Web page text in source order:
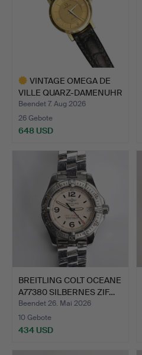
VINTAGE OMEGA DE
VILLE QUARZ-DAMENUHR
IN 1…
Beendet 7. Aug 2026
26 Gebote
648 USD
BREITLING COLT OCEANE
A77380 SILBERNES ZIF…
Beendet 26. Mai 2026
10 Gebote
434 USD